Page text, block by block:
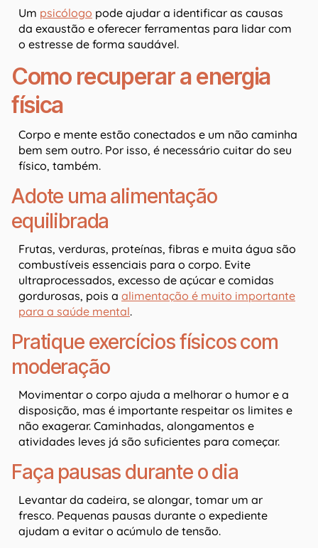
Um psicólogo pode ajudar a identificar as causas
da exaustão e oferecer ferramentas para lidar com
o estresse de forma saudável.
Como recuperar a energia
física
Corpo e mente estão conectados e um não caminha
bem sem outro. Por isso, é necessário cuitar do seu
físico, também.
Adote uma alimentação
equilibrada
Frutas, verduras, proteínas, fibras e muita água são
combustíveis essenciais para o corpo. Evite
ultraprocessados, excesso de açúcar e comidas
gordurosas, pois a alimentação é muito importante
para a saúde mental.
Pratique exercícios físicos com
moderação
Movimentar o corpo ajuda a melhorar o humor e a
disposição, mas é importante respeitar os limites e
não exagerar. Caminhadas, alongamentos e
atividades leves já são suficientes para começar.
Faça pausas durante o dia
Levantar da cadeira, se alongar, tomar um ar
fresco. Pequenas pausas durante o expediente
ajudam a evitar o acúmulo de tensão.